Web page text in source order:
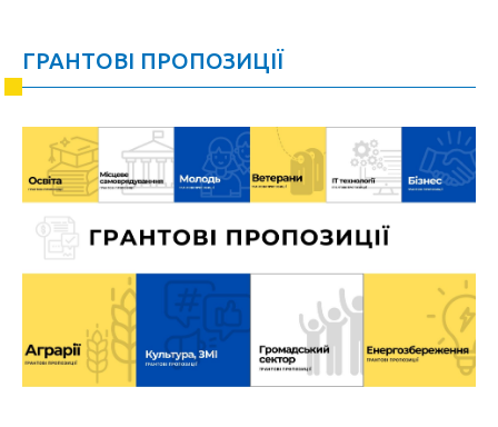
ГРАНТОВІ ПРОПОЗИЦІЇ